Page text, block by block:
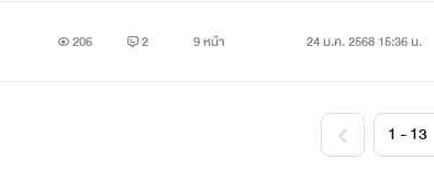
206 2 9 หน้า 24 ม.ค. 2568 15:36 น.